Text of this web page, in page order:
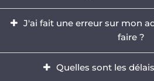
l'heure qui suit
J'ai fait une erreur sur mon
faire ?
heures qui suit votre achat. Si
Quelles sont les